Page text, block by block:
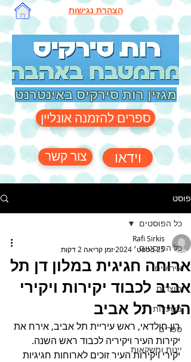
הצהרת נגישות
מגזין רות סירקיס באינטרנט
ספרים להזמנה אונליין
צור קשר וידאו
פוסט
כל הפוסטים
אירועים
מוצרים
מסעדות
ספרים
יינות ומשקאות
כל הפוסטים
ארוחה חגיגית במלון דן תל
אביב לכבוד יקירות ויקירי
העיר תל אביב
Rafi Sirkis
25 בספט׳ 2024
זמן קריאה 2 דקות
רון חולדאי, ראש עיריית תל אביב, אירח את
יקירות העיר ויקיריה לכבוד ראש השנה.
יקירי ויקירות העיר זוכים לארוחות חגיגיות